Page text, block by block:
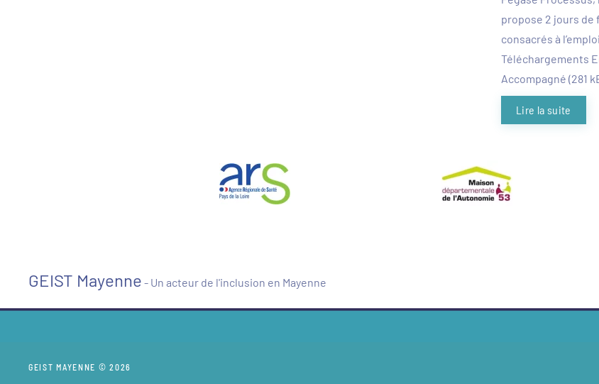
propose 2 jours de
consacrés à
Téléchargements
Accompagné (281
Lire la suite
GEIST Mayenne - Un acteur de l'inclusion en Mayenne
GEIST MAYENNE © 2026